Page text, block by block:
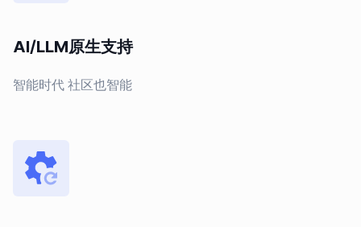
AI/LLM原生支持
智能时代 社区也智能